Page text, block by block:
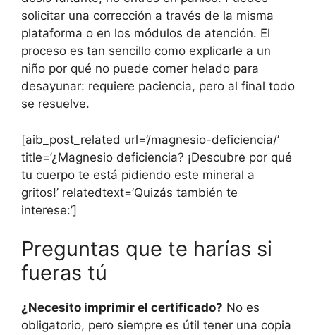
solicitar una corrección a través de la misma
plataforma o en los módulos de atención. El
proceso es tan sencillo como explicarle a un
niño por qué no puede comer helado para
desayunar: requiere paciencia, pero al final todo
se resuelve.
[aib_post_related url=’/magnesio-deficiencia/’
title=’¿Magnesio deficiencia? ¡Descubre por qué
tu cuerpo te está pidiendo este mineral a
gritos!’ relatedtext=’Quizás también te
interese:’]
Preguntas que te harías si
fueras tú
¿Necesito imprimir el certificado? No es
obligatorio, pero siempre es útil tener una copia